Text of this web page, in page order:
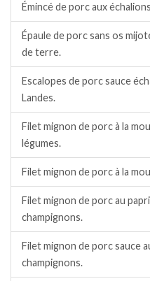
Émincé de porc aux
Épaule de porc sans os
de terre.
Escalopes de porc sauce
Landes.
Filet mignon de porc à la
légumes.
Filet mignon de porc à la
Filet mignon de porc au
champignons.
Filet mignon de porc sauce
champignons.